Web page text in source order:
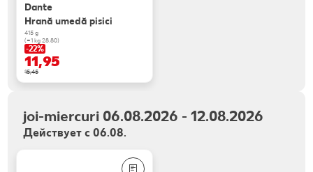
Dante
Hrană umedă pisici
415 g
(=1 kg 28.80)
-22%
11,95
15,45
joi-miercuri 06.08.2026 - 12.08.2026
Действует с 06.08.